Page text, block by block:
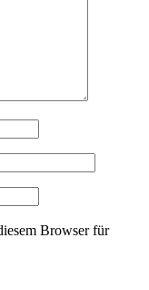
Browser für